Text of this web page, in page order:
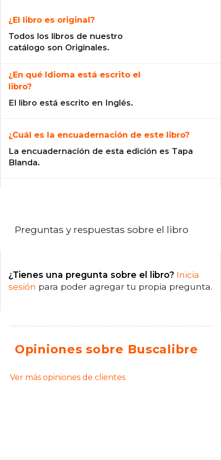
¿El libro es original?
Todos los libros de nuestro
catálogo son Originales.
¿En qué Idioma está escrito el
libro?
El libro está escrito en Inglés.
¿Cuál es la encuadernación de este libro?
La encuadernación de esta edición es Tapa
Blanda.
Preguntas y respuestas sobre el libro
¿Tienes una pregunta sobre el libro? Inicia
sesión para poder agregar tu propia pregunta.
Opiniones sobre Buscalibre
Ver más opiniones de clientes